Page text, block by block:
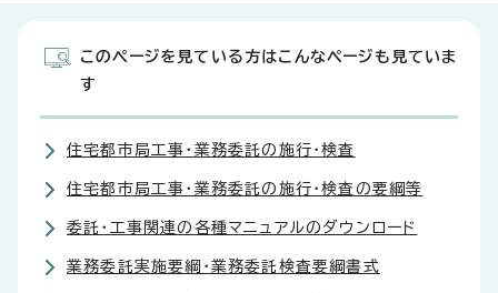
このページを見ている方はこんなページも見ていま
す
住宅都市局工事・業務委託の施行・検査
住宅都市局工事・業務委託の施行・検査の要綱等
委託・工事関連の各種マニュアルのダウンロード
業務委託実施要綱・業務委託検査要綱書式